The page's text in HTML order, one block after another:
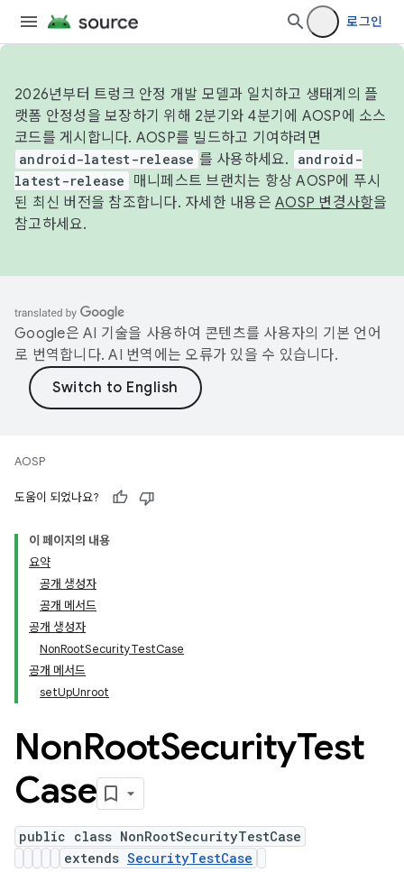
로그인
2026년부터 트렁크 안정 개발 모델과 일치하고 생태계의 플
랫폼 안정성을 보장하기 위해 2분기와 4분기에 AOSP에 소스
코드를 게시합니다. AOSP를 빌드하고 기여하려면
android-latest-release 를 사용하세요.
android-
latest-release
매니페스트 브랜치는 항상 AOSP에 푸시
된 최신 버전을 참조합니다. 자세한 내용은 AOSP 변경사항을
참고하세요.
Google은 AI 기술을 사용하여 콘텐츠를 사용자의 기본 언어
로 번역합니다. AI 번역에는 오류가 있을 수 있습니다.
AOSP
도움이 되었나요?
이 페이지의 내용
요약
공개 생성자
공개 메서드
공개 생성자
NonRootSecurityTestCase
공개 메서드
setUpUnroot
NonRootSecurityTest
Case
public class NonRootSecurityTestCase
extends SecurityTestCase